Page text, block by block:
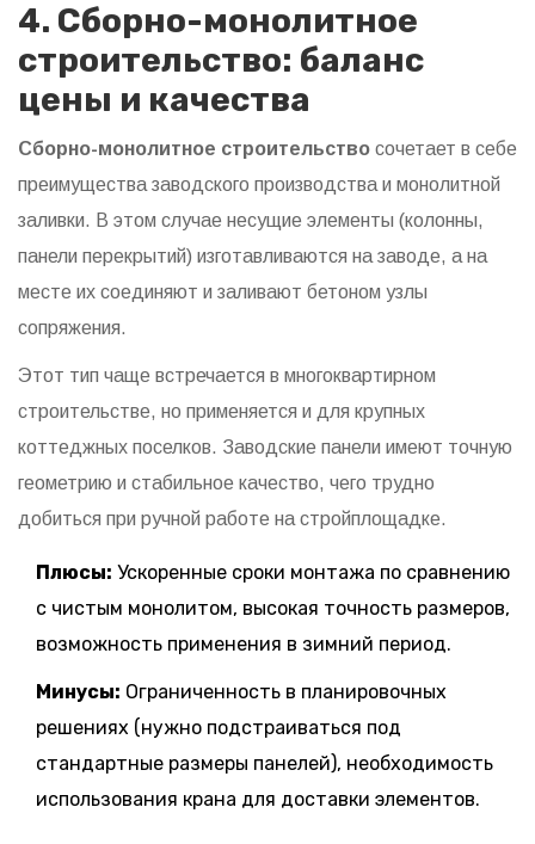
4. Сборно-монолитное
строительство: баланс
цены и качества
Сборно-монолитное строительство сочетает в себе
преимущества заводского производства и монолитной
заливки. В этом случае несущие элементы (колонны,
панели перекрытий) изготавливаются на заводе, а на
месте их соединяют и заливают бетоном узлы
сопряжения.
Этот тип чаще встречается в многоквартирном
строительстве, но применяется и для крупных
коттеджных поселков. Заводские панели имеют точную
геометрию и стабильное качество, чего трудно
добиться при ручной работе на стройплощадке.
Плюсы: Ускоренные сроки монтажа по сравнению
с чистым монолитом, высокая точность размеров,
возможность применения в зимний период.
Минусы: Ограниченность в планировочных
решениях (нужно подстраиваться под
стандартные размеры панелей), необходимость
использования крана для доставки элементов.